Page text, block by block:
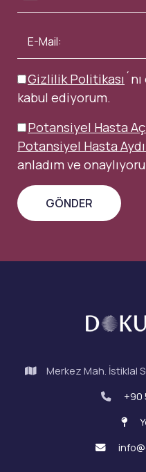
Gizlilik Politikası
kabul ediyorum.
Potansiyel Hasta
Potansiyel Hasta
anladım ve
Merkez Mah. İstiklal
+90